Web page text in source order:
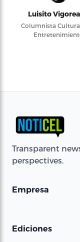
Luisito
Columnista
Transparent
perspectives.
Empresa
Ediciones